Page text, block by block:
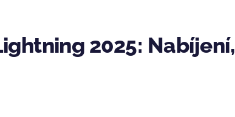
2025: Nabíjení,